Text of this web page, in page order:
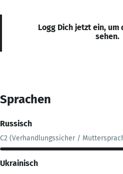
Logg Dich jetzt ein, um
sehen.
Sprachen
Russisch
C2 (Verhandlungssicher /
Ukrainisch